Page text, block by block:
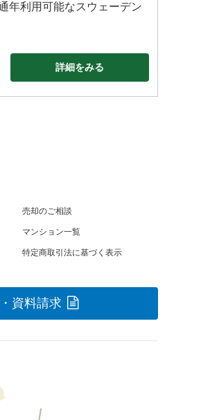
年利用可能なスウェーデン
詳細をみる
売却のご相談
マンション一覧
特定商取引法に基づく表示
資料請求